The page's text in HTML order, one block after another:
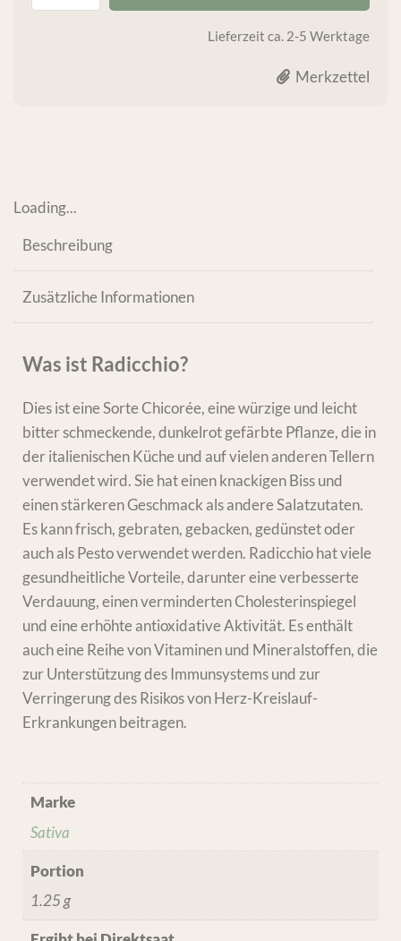
Lieferzeit ca. 2-5 Werktage
Merkzettel
Loading...
Beschreibung
Zusätzliche Informationen
Was ist Radicchio?
Dies ist eine Sorte Chicorée, eine würzige und leicht
bitter schmeckende, dunkelrot gefärbte Pflanze, die in
der italienischen Küche und auf vielen anderen Tellern
verwendet wird. Sie hat einen knackigen Biss und
einen stärkeren Geschmack als andere Salatzutaten.
Es kann frisch, gebraten, gebacken, gedünstet oder
auch als Pesto verwendet werden. Radicchio hat viele
gesundheitliche Vorteile, darunter eine verbesserte
Verdauung, einen verminderten Cholesterinspiegel
und eine erhöhte antioxidative Aktivität. Es enthält
auch eine Reihe von Vitaminen und Mineralstoffen, die
zur Unterstützung des Immunsystems und zur
Verringerung des Risikos von Herz-Kreislauf-
Erkrankungen beitragen.
Marke
Sativa
Portion
1.25 g